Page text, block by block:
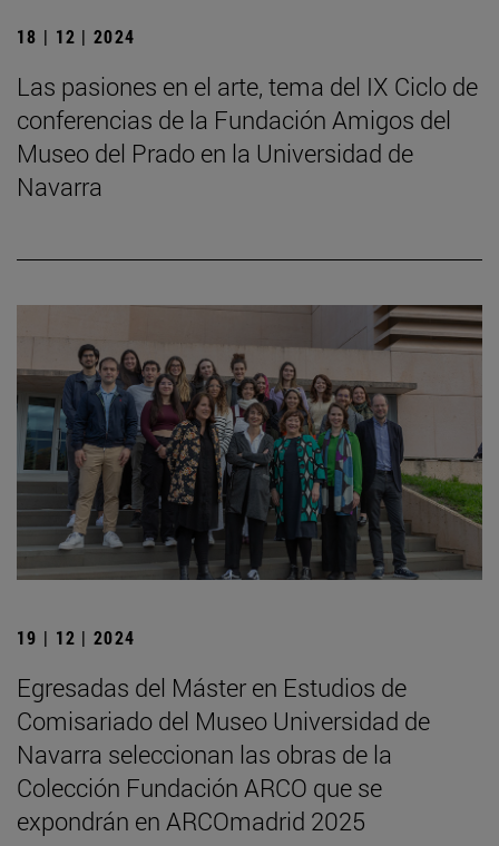
18 | 12 | 2024
Las pasiones en el arte, tema del IX Ciclo de
conferencias de la Fundación Amigos del
Museo del Prado en la Universidad de
Navarra
19 | 12 | 2024
Egresadas del Máster en Estudios de
Comisariado del Museo Universidad de
Navarra seleccionan las obras de la
Colección Fundación ARCO que se
expondrán en ARCOmadrid 2025